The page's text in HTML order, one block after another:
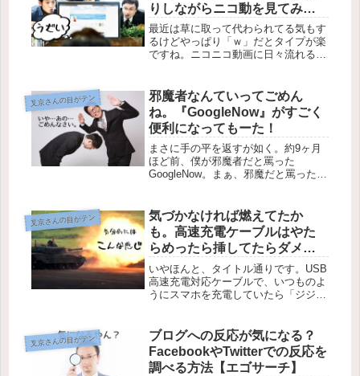
りしながらニコ動を見てみる
とスッキリするかも！
最近は草に取って代わられてる気もす
るけどやっぱり「ｗ」だとタイプが楽
ですね。ニコニコ動画に日々流れるコ
れたものじゃなくなってしまっている
ものもたくさんあります。まぁ、それ
が...
叉京さんの目がテン
邪魔者なんていってごめん
ね。『GoogleNow』がすごく
便利になってもーた！
まさに手の平を返すが如く。約9ヶ月
ほど前、僕が邪魔者だと罵った
GoogleNow。まぁ、邪魔だと罵ったこ
の方法を紹介し、TABROIDでも紹介
していただけました（金...
叉京さんの目がテン
気づかなければ燃えてたか
も。高速充電ケーブルはやた
らめったら挿してたらダメ
ね。
いやほんと、タイトル通りです。USB
高速充電対応ケーブルで、いつものよ
うにスマホを充電していたら「ジジ
自分が経験することはないだろうなん
て思ってても、案外経験してしまうこ
と...
叉京さんの目がテン
ブログへの反応が気になる？
FacebookやTwitterでの反応を
調べる方法【エゴサーチ】